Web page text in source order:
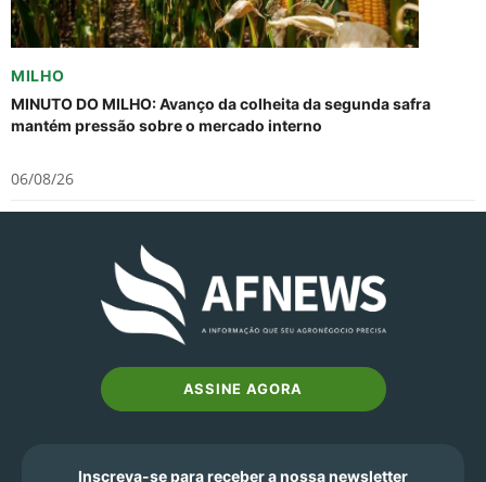
MILHO
MINUTO DO MILHO: Avanço da colheita da segunda safra
mantém pressão sobre o mercado interno
06/08/26
ASSINE AGORA
Inscreva-se para receber a nossa newsletter